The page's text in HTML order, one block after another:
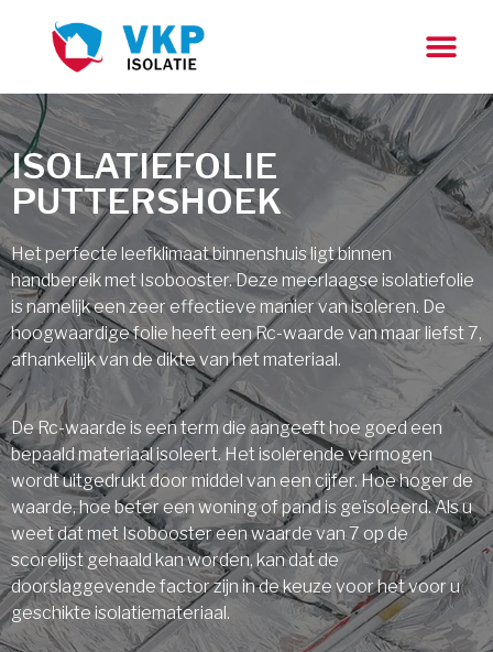
ISOLATIEFOLIE
PUTTERSHOEK
Het perfecte leefklimaat binnenshuis ligt binnen
handbereik met Isobooster. Deze meerlaagse isolatiefolie
is namelijk een zeer effectieve manier van isoleren. De
hoogwaardige folie heeft een Rc-waarde van maar liefst 7,
afhankelijk van de dikte van het materiaal.
De Rc-waarde is een term die aangeeft hoe goed een
bepaald materiaal isoleert. Het isolerende vermogen
wordt uitgedrukt door middel van een cijfer. Hoe hoger de
waarde, hoe beter een woning of pand is geïsoleerd. Als u
weet dat met Isobooster een waarde van 7 op de
scorelijst gehaald kan worden, kan dat de
doorslaggevende factor zijn in de keuze voor het voor u
geschikte isolatiemateriaal.